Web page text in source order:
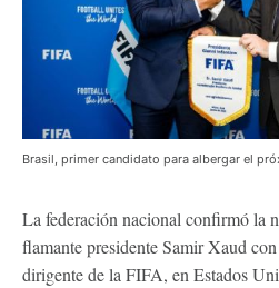
Brasil, primer candidato para albergar el
La federación nacional confirmó la
flamante presidente Samir Xaud
dirigente de la FIFA, en Estados